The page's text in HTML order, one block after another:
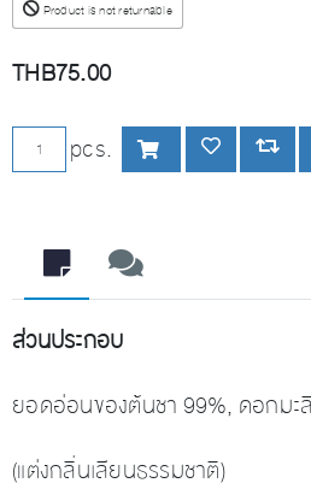
Product is not returnable
THB75.00
เพิ่มลงตะกร้า
pcs. เพิ่มลงรายการโปรด
Add
ส่วนประกอบ
ยอดอ่อนของต้นชา 99%, ดอกมะ
(แต่งกลิ่นเลียนธรรมชาติ)